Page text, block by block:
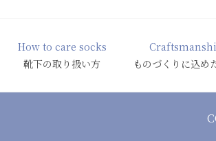
How to care socks
靴下の取り扱い方
ものづくりに込め